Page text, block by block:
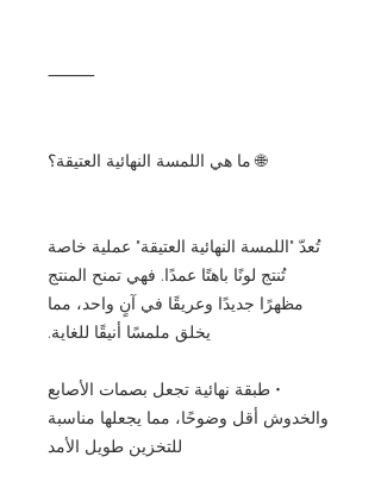
⸻
🌐 ما هي اللمسة النهائية العتيقة؟
تُعدّ "اللمسة النهائية العتيقة" عملية خاصة
تُنتج لونًا باهتًا عمدًا. فهي تمنح المنتج
مظهرًا جديدًا وعريقًا في آنٍ واحد، مما
يخلق ملمسًا أنيقًا للغاية.
• طبقة نهائية تجعل بصمات الأصابع
والخدوش أقل وضوحًا، مما يجعلها مناسبة
للتخزين طويل الأمد